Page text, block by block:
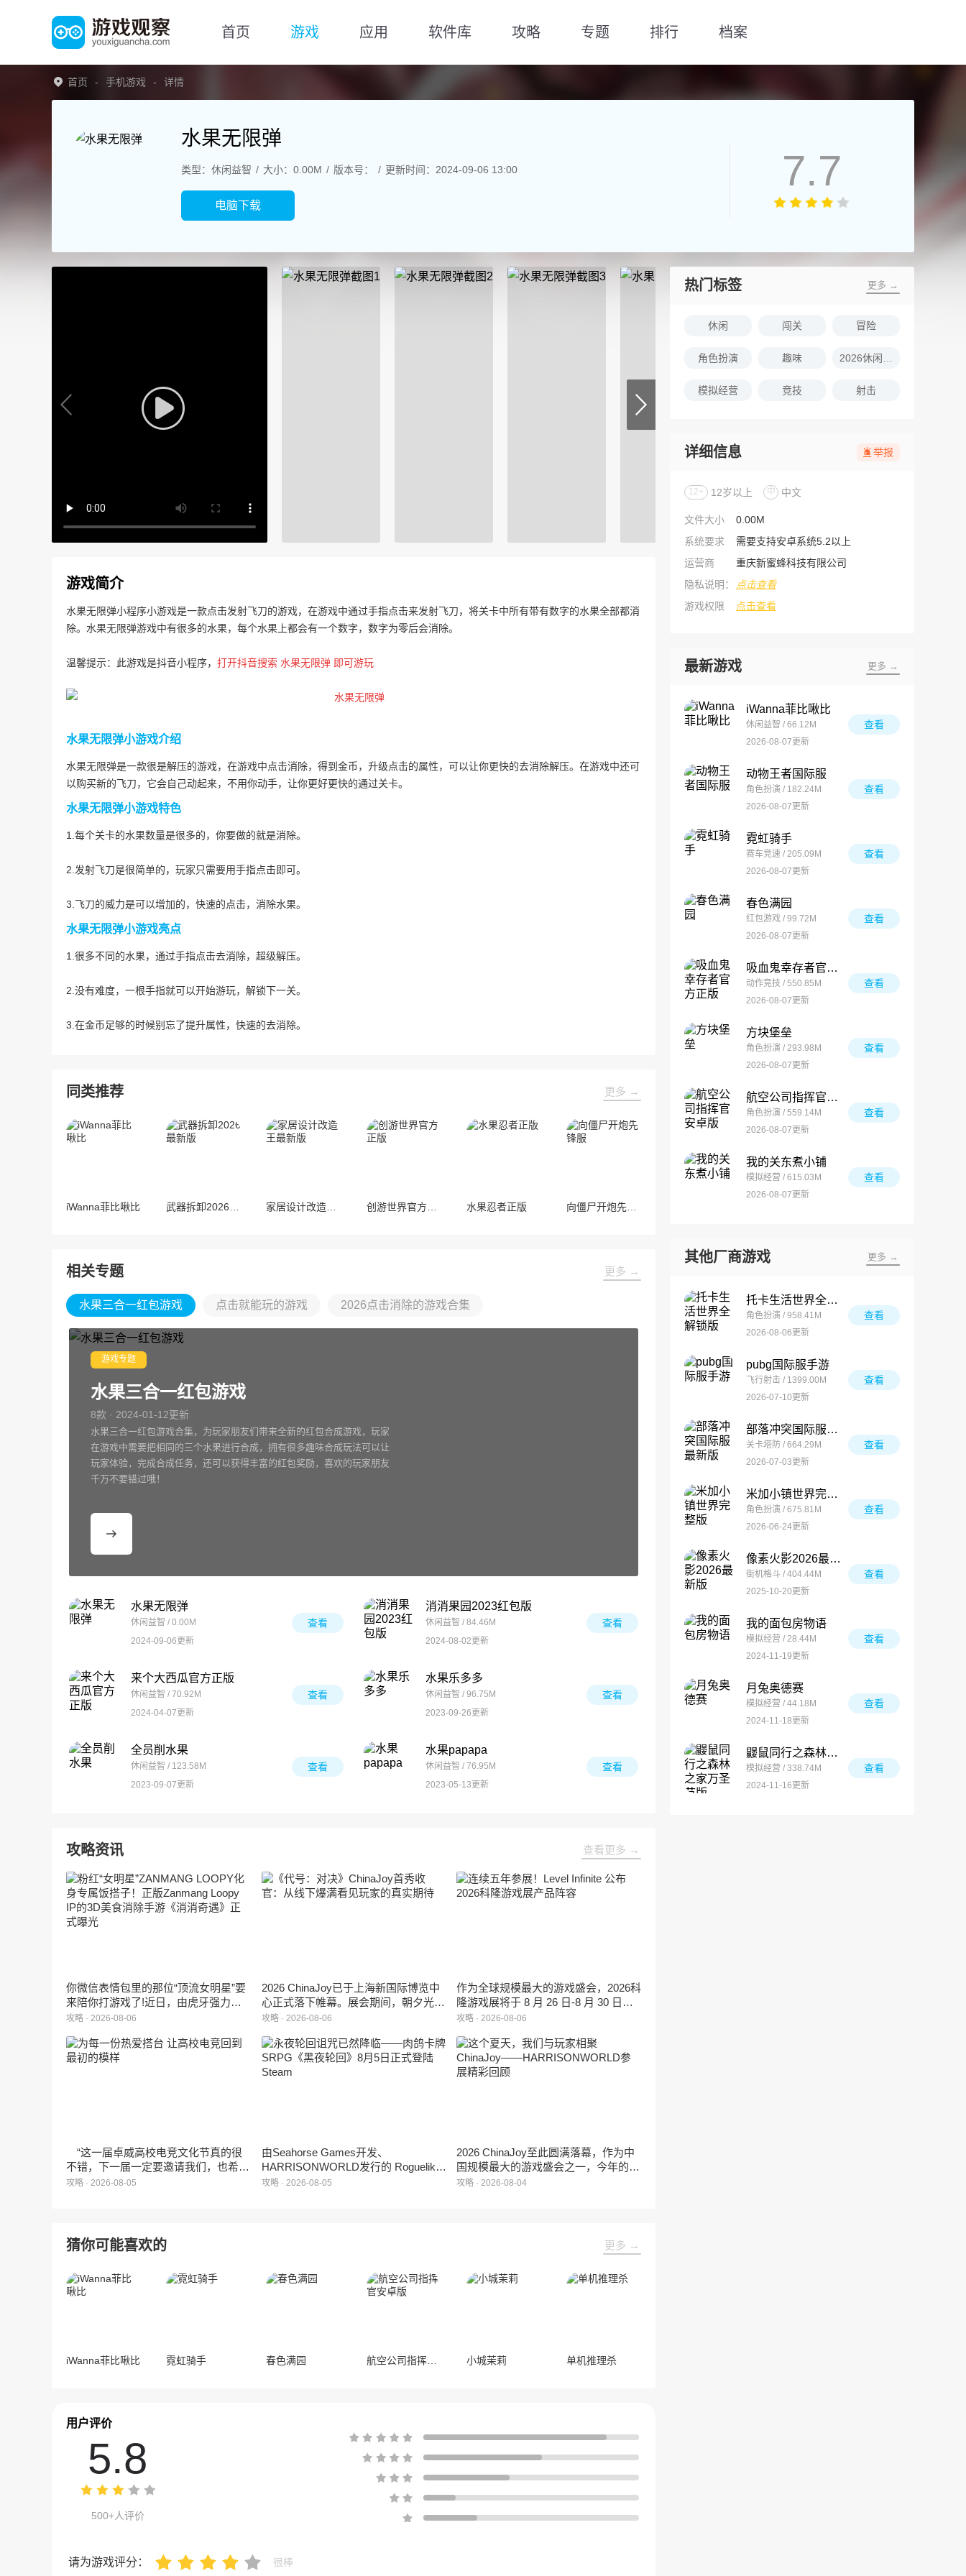
首页 游戏 应用 软件库 攻略 专题 排行 档案
首页 手机游戏 详情
水果无限弹
类型：休闲益智 大小：0.00M 版本号： 更新时间：2024-09-06 13:00
电脑下载
7.7
游戏简介
水果无限弹小程序小游戏是一款点击发射飞刀的游戏，在游戏中通过手指点击来发射飞刀，将关卡中所有带有数字的水果全部都消
除。水果无限弹游戏中有很多的水果，每个水果上都会有一个数字，数字为零后会消除。
温馨提示：此游戏是抖音小程序， 打开抖音搜索 水果无限弹 即可游玩
水果无限弹小游戏介绍
水果无限弹是一款很是解压的游戏，在游戏中点击消除，得到金币，升级点击的属性，可以让你更快的去消除解压。在游戏中还可
以购买新的飞刀，它会自己动起来，不用你动手，让你更好更快的通过关卡。
水果无限弹小游戏特色
1.每个关卡的水果数量是很多的，你要做的就是消除。
2.发射飞刀是很简单的，玩家只需要用手指点击即可。
3.飞刀的威力是可以增加的，快速的点击，消除水果。
水果无限弹小游戏亮点
1.很多不同的水果，通过手指点击去消除，超级解压。
2.没有难度，一根手指就可以开始游玩，解锁下一关。
3.在金币足够的时候别忘了提升属性，快速的去消除。
同类推荐 更多 →
iWanna菲比啾比 水果忍者正版 向僵尸开炮先锋服
相关专题 更多 →
水果三合一红包游戏 点击就能玩的游戏 2026点击消除的游戏合集
游戏专题
水果三合一红包游戏
8款 · 2024-01-12更新
水果三合一红包游戏合集，为玩家朋友们带来全新的红包合成游戏，玩家
在游戏中需要把相同的三个水果进行合成，拥有很多趣味合成玩法可以让
玩家体验，完成合成任务，还可以获得丰富的红包奖励，喜欢的玩家朋友
千万不要错过哦！
水果无限弹
休闲益智 / 0.00M
2024-09-06更新
查看
消消果园2023红包版
休闲益智 / 84.46M
2024-08-02更新
查看
来个大西瓜官方正版
休闲益智 / 70.92M
2024-04-07更新
查看
水果乐多多
休闲益智 / 96.75M
2023-09-26更新
查看
全员削水果
休闲益智 / 123.58M
2023-09-07更新
查看
水果papapa
休闲益智 / 76.95M
2023-05-13更新
查看
攻略资讯 查看更多 →
你微信表情包里的那位“顶流女明星”要
来陪你打游戏了!近日，由虎牙强力发
行、正版Zanmang Loopy(赞萌露比)IP
遇》正式曝光。这款产品巧妙融合了
3D立体消除、模拟经营与丰富的互动
攻略 · 2026-08-06
2026 ChinaJoy已于上海新国际博览中
心正式落下帷幕。展会期间，朝夕光年
旗下蓝海工作室自研的多英雄策略射击
相，并向玩家开放试玩。
攻略 · 2026-08-06
作为全球规模最大的游戏盛会，2026科
隆游戏展将于 8 月 26 日-8 月 30 日在
德国举行。日前，科隆游戏展官方宣
罄，这也是科隆游戏展办展史上首次出
现展位一席难求的情况。
攻略 · 2026-08-06
“这一届卓威高校电竞文化节真的很
不错，下一届一定要邀请我们，也希望
能给更多同学一个来到现场的机会。”
攻略 · 2026-08-05
由Seahorse Games开发、
HARRISONWORLD发行的 Roguelike
卡牌战棋游戏 《黑夜轮回》于2026年8
攻略 · 2026-08-05
2026 ChinaJoy至此圆满落幕，作为中
国规模最大的游戏盛会之一，今年的展
馆依旧汇聚了来自全球的游戏厂商、媒
流互动，共同度过了充满欢笑与惊喜的
攻略 · 2026-08-04
猜你可能喜欢的 更多 →
iWanna菲比啾比 霓虹骑手 春色满园 航空公司指挥官安卓版 小城茉莉 单机推理杀
用户评价
5.8
500+人评价
请为游戏评分： 很棒
热门标签 更多 →
休闲 闯关 冒险
角色扮演 趣味
模拟经营 竞技 射击
详细信息 举报
12+ 12岁以上 中 中文
文件大小
0.00M
系统要求
需要支持安卓系统5.2以上
运营商
重庆新蜜蜂科技有限公司
隐私说明：
点击查看
游戏权限
点击查看
最新游戏 更多 →
iWanna菲比啾比
休闲益智 / 66.12M
2026-08-07更新
查看
动物王者国际服
角色扮演 / 182.24M
2026-08-07更新
查看
霓虹骑手
赛车竞速 / 205.09M
2026-08-07更新
查看
春色满园
红包游戏 / 99.72M
2026-08-07更新
查看
吸血鬼幸存者官方正版
动作竞技 / 550.85M
2026-08-07更新
查看
方块堡垒
角色扮演 / 293.98M
2026-08-07更新
查看
航空公司指挥官安卓版
角色扮演 / 559.14M
2026-08-07更新
查看
我的关东煮小铺
模拟经营 / 615.03M
2026-08-07更新
查看
其他厂商游戏 更多 →
托卡生活世界全解锁版
角色扮演 / 958.41M
2026-08-06更新
查看
pubg国际服手游
飞行射击 / 1399.00M
2026-07-10更新
查看
部落冲突国际服最新版
关卡塔防 / 664.29M
2026-07-03更新
查看
米加小镇世界完整版
角色扮演 / 675.81M
2026-06-24更新
查看
像素火影2026最新版
街机格斗 / 404.44M
2025-10-20更新
查看
我的面包房物语
模拟经营 / 28.44M
2024-11-19更新
查看
月兔奥德赛
模拟经营 / 44.18M
2024-11-18更新
查看
鼹鼠同行之森林之家万圣节版
模拟经营 / 338.74M
2024-11-16更新
查看